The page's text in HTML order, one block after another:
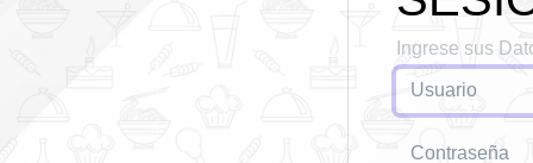
Ingrese sus